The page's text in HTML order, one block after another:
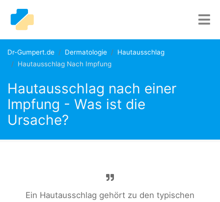
Dr-Gumpert.de Dermatologie
Hautausschlag
Hautausschlag Nach Impfung
Hautausschlag nach einer
Impfung - Was ist die
Ursache?
Ein Hautausschlag gehört zu den typischen